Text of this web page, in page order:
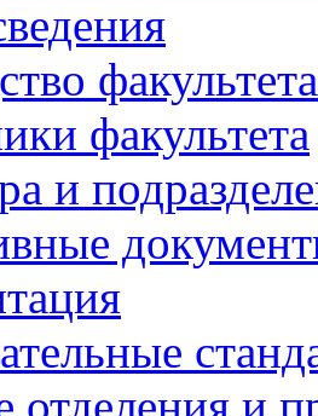
факультета
факультета
и
отделения и